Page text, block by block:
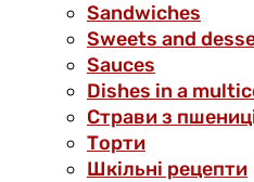
Sandwiches
Sweets and
Sauces
Dishes in a
Страви з
Торти
Шкільні рецепти